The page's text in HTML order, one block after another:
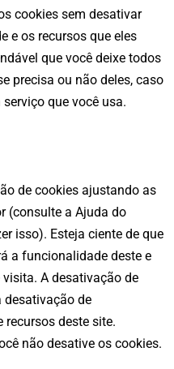
cookies sem desativar
e os recursos que eles
que você deixe todos
precisa ou não deles, caso
que você usa.
de cookies ajustando as
(consulte a Ajuda do
isso). Esteja ciente de que
a funcionalidade deste e
A desativação de
desativação de
deste site.
não desative os cookies.